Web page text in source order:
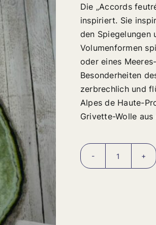
Die „Accords
inspiriert. Sie
den Spiegelungen
Volumenformen
oder eines
Besonderheiten
zerbrechlich und
Alpes de Haute-
Grivette-Wolle aus
Schale